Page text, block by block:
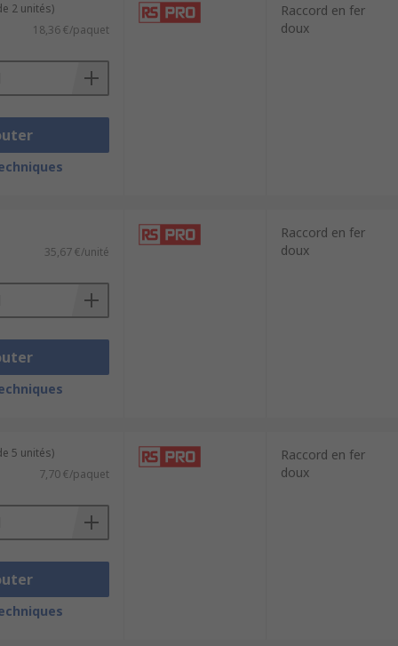
2 unités)
18,36 €/paquet
Raccord en fer
doux
35,67 €/unité
Raccord en fer
doux
5 unités)
7,70 €/paquet
Raccord en fer
doux